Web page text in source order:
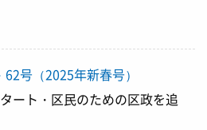
号（2025年新春号）
ート・区民のための区政を追